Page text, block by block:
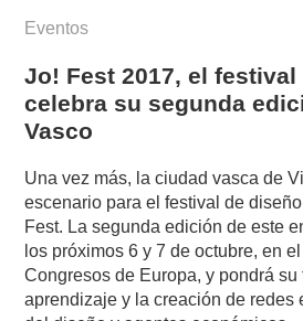
Eventos
Jo! Fest 2017, el
celebra su segunda
Vasco
Una vez más, la ciudad vasca de
escenario para el festival de
Fest. La segunda edición de este
los próximos 6 y 7 de octubre, en
Congresos de Europa, y pondrá su
aprendizaje y la creación de redes